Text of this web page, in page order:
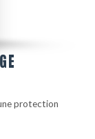
protection